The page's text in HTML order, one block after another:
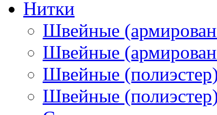
Нитки
Швейные
Швейные
Швейные
Швейные